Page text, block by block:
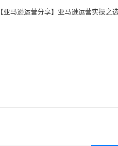
【亚马逊运营分享】亚马逊运营实操之